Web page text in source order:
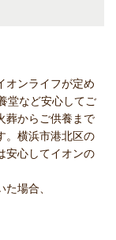
オンライフが定め
堂など安心してご
葬からご供養まで
。横浜市港北区の
安心してイオンの
場合、